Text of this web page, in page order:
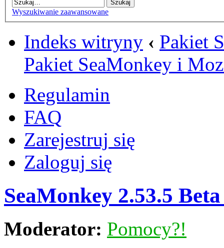
Wyszukiwanie zaawansowane
Indeks witryny ‹ Pakiet
Pakiet SeaMonkey i
Regulamin
FAQ
Zarejestruj się
Zaloguj się
SeaMonkey 2.53.5
Moderator: Pomocy?!